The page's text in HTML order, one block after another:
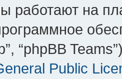
работают на
“phpBB
Public